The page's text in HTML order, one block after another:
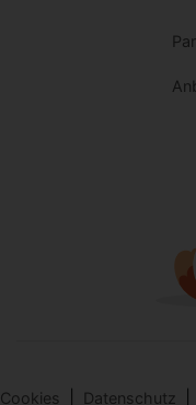
Cookies Datenschutz